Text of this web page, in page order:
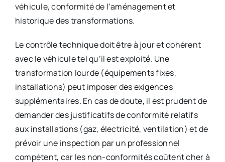
véhicule, conformité de l’aménagement et
historique des transformations.
Le contrôle technique doit être à jour et cohérent
avec le véhicule tel qu’il est exploité. Une
transformation lourde (équipements fixes,
installations) peut imposer des exigences
supplémentaires. En cas de doute, il est prudent de
demander des justificatifs de conformité relatifs
aux installations (gaz, électricité, ventilation) et de
prévoir une inspection par un professionnel
compétent, car les non-conformités coûtent cher à